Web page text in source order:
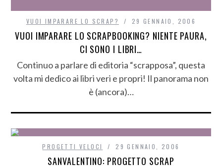
VUOI IMPARARE LO SCRAP? 29 GENNAIO, 2006
VUOI IMPARARE LO SCRAPBOOKING? NIENTE PAURA,
CI SONO I LIBRI…
Continuo a parlare di editoria “scrapposa”, questa
volta mi dedico ai libri veri e propri! Il panorama non
è (ancora)…
PROGETTI VELOCI 29 GENNAIO, 2006
SANVALENTINO: PROGETTO SCRAP